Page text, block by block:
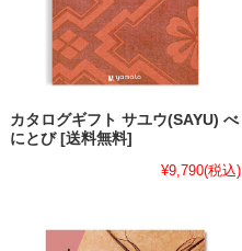
カタログギフト サユウ(SAYU) べ
にとび [送料無料]
¥9,790(税込)